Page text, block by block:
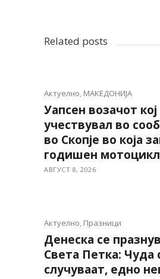
Related posts
Актуелно, МАКЕДОНИЈА
Уапсен возачот кој
учествувал во
во Скопје во која
годишен
АВГУСТ 8, 2026
Актуелно, Празници
Денеска се
Света Петка: Чуда
случуваат, едно